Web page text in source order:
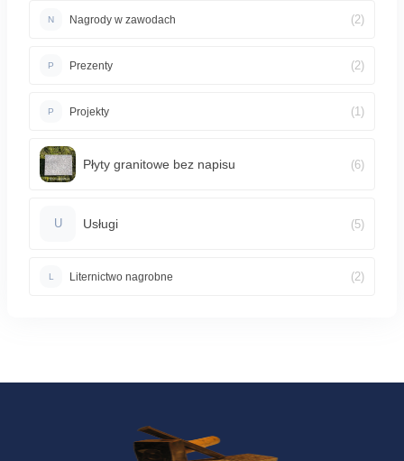
N Nagrody w zawodach (2)
P Prezenty (2)
P Projekty (1)
Płyty granitowe bez napisu (6)
U Usługi (5)
L Liternictwo nagrobne (2)